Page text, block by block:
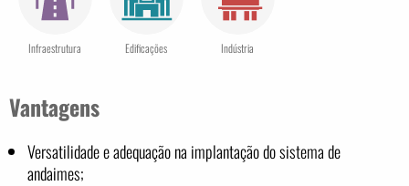
Infraestrutura Edificações Indústria
Vantagens
Versatilidade e adequação na implantação do sistema de
andaimes;